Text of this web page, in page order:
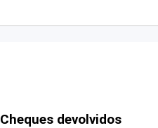
Cheques devolvidos